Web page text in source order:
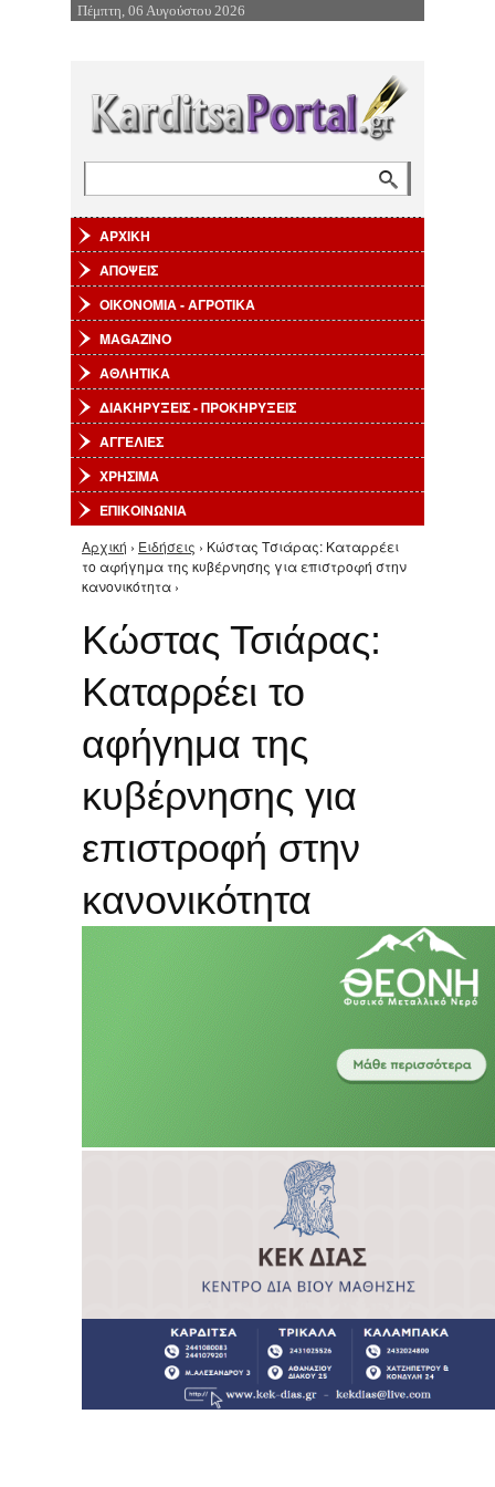
Επιστροφή στην Πλοήγηση
Πέμπτη, 06 Αυγούστου 2026
ΑΡΧΙΚΗ
ΑΠΟΨΕΙΣ
ΟΙΚΟΝΟΜΙΑ - ΑΓΡΟΤΙΚΑ
MAGAZINO
ΑΘΛΗΤΙΚΑ
ΔΙΑΚΗΡΥΞΕΙΣ - ΠΡΟΚΗΡΥΞΕΙΣ
ΑΓΓΕΛΙΕΣ
ΧΡΗΣΙΜΑ
ΕΠΙΚΟΙΝΩΝΙΑ
Είστε εδώ
Αρχική › Ειδήσεις › Κώστας Τσιάρας: Καταρρέει
το αφήγημα της κυβέρνησης για επιστροφή στην
κανονικότητα ›
Κώστας Τσιάρας:
Καταρρέει το
αφήγημα της
κυβέρνησης για
επιστροφή στην
κανονικότητα